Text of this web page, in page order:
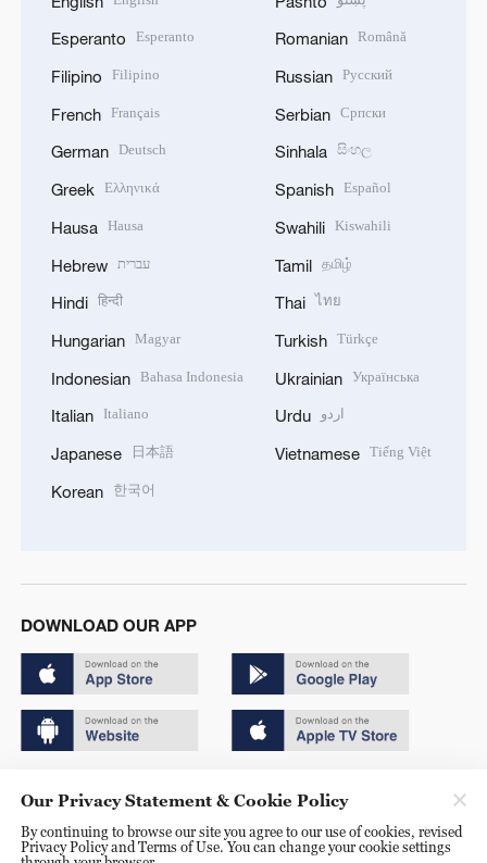
Esperanto Esperanto
Filipino Filipino
French Français
German Deutsch
Greek Ελληνικά
Hausa Hausa
Hebrew עברית
Hindi हिन्दी
Hungarian Magyar
Indonesian Bahasa Indonesia
Italian Italiano
Japanese 日本語
Korean 한국어
Romanian Română
Russian Русский
Serbian Српски
Sinhala සිංහල
Spanish Español
Swahili Kiswahili
Tamil தமிழ்
Thai ไทย
Turkish Türkçe
Ukrainian Українська
Urdu اردو
Vietnamese Tiếng Việt
DOWNLOAD OUR APP
京ICP备20000184号
京公网安备 11010502050052号
Our Privacy Statement & Cookie Policy
By continuing to browse our site you agree to our use of cookies, revised
Privacy Policy and Terms of Use. You can change your cookie settings